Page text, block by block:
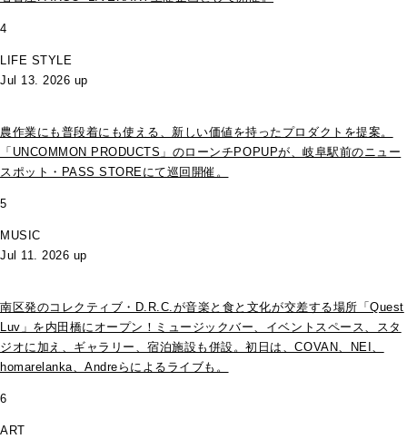
4
LIFE STYLE
Jul 13. 2026 up
農作業にも普段着にも使える、新しい価値を持ったプロダクトを提案。
「UNCOMMON PRODUCTS」のローンチPOPUPが、岐阜駅前のニュー
スポット・PASS STOREにて巡回開催。
5
MUSIC
Jul 11. 2026 up
南区発のコレクティブ・D.R.C.が⾳楽と⾷と⽂化が交差する場所「Quest
Luv」を内田橋にオープン！ミュージックバー、イベントスペース、スタ
ジオに加え、ギャラリー、宿泊施設も併設。初日は、COVAN、NEI、
homarelanka、Andreらによるライブも。
6
ART